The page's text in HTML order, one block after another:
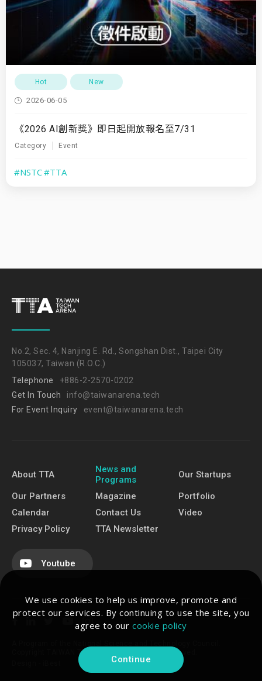
We use cookies to help us improve, promote and
protect our services. By continuing to use the site, you
agree to our cookie policy
Continue
Hot New
2026-06-05
《2026 AI創新獎》即日起開放報名至7/31
Category Event
#NSTC#TTA
No.2, Sec. 4, Nanjing E. Rd., Songshan Dist., Taipei City
105037, Taiwan (R.O.C.)
Telephone
+886-2-2570-0202
Get In Touch
info@taiwanarena.tech
For Event Inquiry
event@taiwanarena.tech
About TTA
News and
Programs
Our Startups
Our Partners Magazine
Portfolio
Calendar
Contact Us
Video
Privacy Policy
TTA Newsletter
Youtube
Copyright TAIWAN TECH ARENA. All Rights Reserved.